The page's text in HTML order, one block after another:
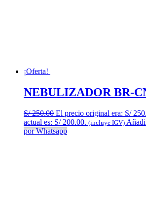
¡Oferta!
NEBULIZADOR BR-
S/250.00 El precio original era: S/
actual es: S/ 200.00. (incluye IGV)
por Whatsapp